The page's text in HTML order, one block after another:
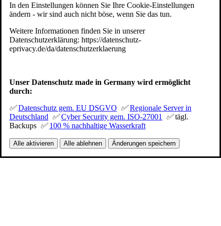
In den Einstellungen können Sie Ihre Cookie-Einstellungen
ändern - wir sind auch nicht böse, wenn Sie das tun.
Weitere Informationen finden Sie in unserer
Datenschutzerklärung: https://datenschutz-
eprivacy.de/da/datenschutzerklaerung
Unser Datenschutz made in Germany wird ermöglicht
durch:
✅ Datenschutz gem. EU DSGVO ✅ Regionale Server in
Deutschland ✅ Cyber Security gem. ISO-27001 ✅ tägl.
Backups ✅ 100 % nachhaltige Wasserkraft
Alle aktivieren Alle ablehnen Änderungen speichern